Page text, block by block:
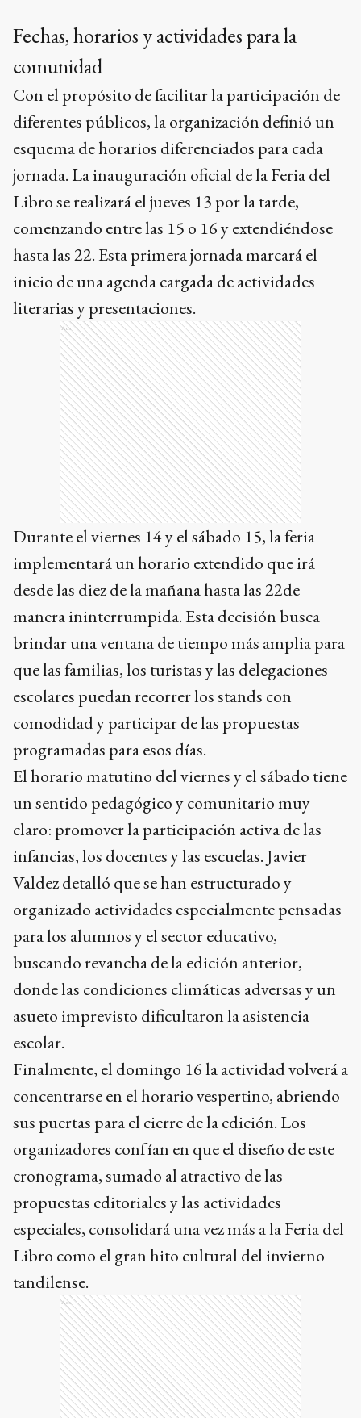
Fechas, horarios y actividades para la
comunidad
Con el propósito de facilitar la participación de
diferentes públicos, la organización definió un
esquema de horarios diferenciados para cada
jornada. La inauguración oficial de la Feria del
Libro se realizará el jueves 13 por la tarde,
comenzando entre las 15 o 16 y extendiéndose
hasta las 22. Esta primera jornada marcará el
inicio de una agenda cargada de actividades
literarias y presentaciones.
Ads
Durante el viernes 14 y el sábado 15, la feria
implementará un horario extendido que irá
desde las diez de la mañana hasta las 22de
manera ininterrumpida. Esta decisión busca
brindar una ventana de tiempo más amplia para
que las familias, los turistas y las delegaciones
escolares puedan recorrer los stands con
comodidad y participar de las propuestas
programadas para esos días.
El horario matutino del viernes y el sábado tiene
un sentido pedagógico y comunitario muy
claro: promover la participación activa de las
infancias, los docentes y las escuelas. Javier
Valdez detalló que se han estructurado y
organizado actividades especialmente pensadas
para los alumnos y el sector educativo,
buscando revancha de la edición anterior,
donde las condiciones climáticas adversas y un
asueto imprevisto dificultaron la asistencia
escolar.
Finalmente, el domingo 16 la actividad volverá a
concentrarse en el horario vespertino, abriendo
sus puertas para el cierre de la edición. Los
organizadores confían en que el diseño de este
cronograma, sumado al atractivo de las
propuestas editoriales y las actividades
especiales, consolidará una vez más a la Feria del
Libro como el gran hito cultural del invierno
tandilense.
Ads